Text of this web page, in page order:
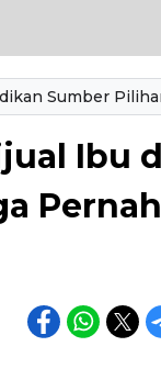
Sumber
Ibu
Pernah